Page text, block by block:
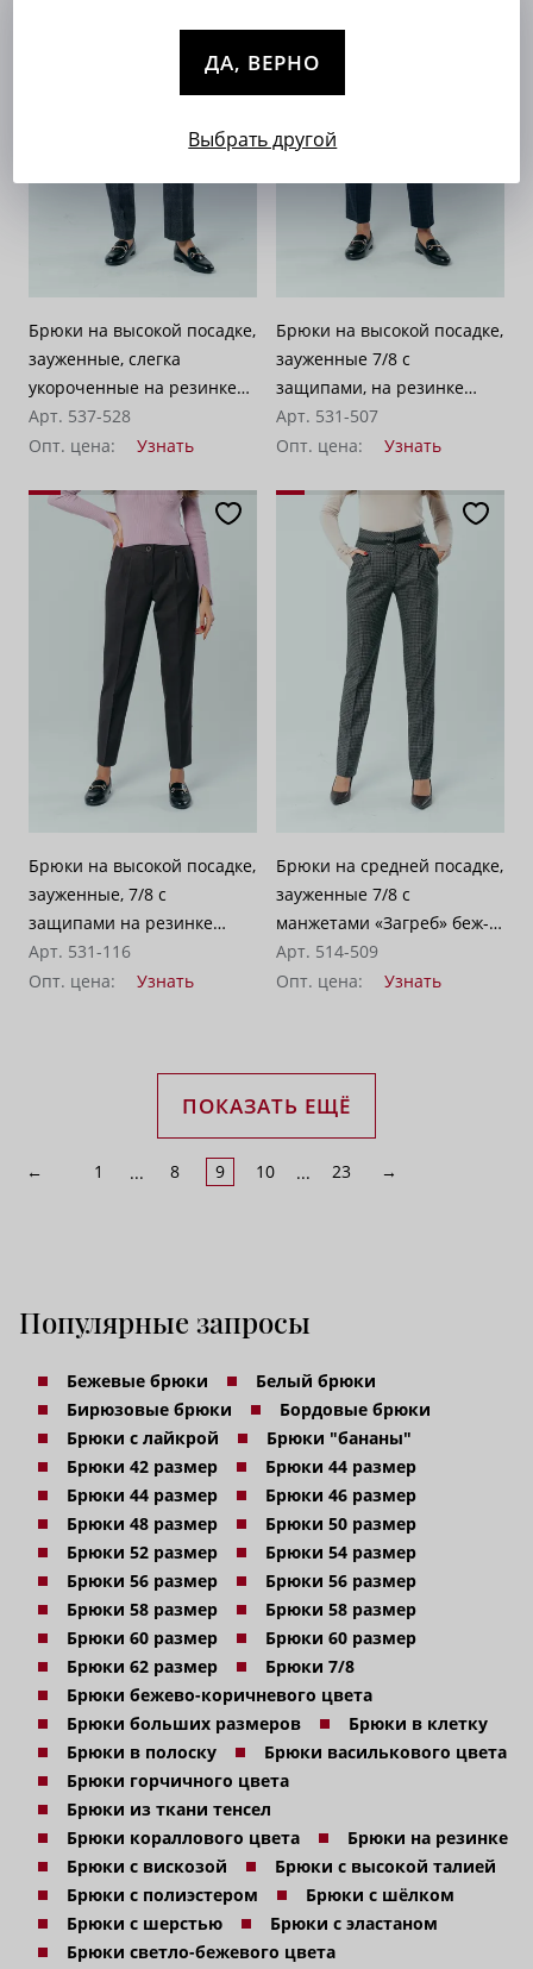
Брюки на высокой посадке,
зауженные, слегка
укороченные на резинке
«Лима» серо-коричневые
Арт. 537-528
Опт. цена:
Узнать
Брюки на высокой посадке,
зауженные 7/8 с
защипами, на резинке
«Айза» сине-серая клетка
Арт. 531-507
Опт. цена:
Узнать
Брюки на высокой посадке,
зауженные, 7/8 с
защипами на резинке
«Ривьера» коричневые
Арт. 531-116
Опт. цена:
Узнать
Брюки на средней посадке,
зауженные 7/8 с
манжетами «Загреб» беж-
коричневые
Арт. 514-509
Опт. цена:
Узнать
ПОКАЗАТЬ ЕЩЁ
← 1 ... 8 9 10 ... 23 →
Популярные запросы
Бежевые брюки
Белый брюки
Бирюзовые брюки
Бордовые брюки
Брюки с лайкрой
Брюки "бананы"
Брюки 42 размер
Брюки 44 размер
Брюки 44 размер
Брюки 46 размер
Брюки 48 размер
Брюки 50 размер
Брюки 52 размер
Брюки 54 размер
Брюки 56 размер
Брюки 56 размер
Брюки 58 размер
Брюки 58 размер
Брюки 60 размер
Брюки 60 размер
Брюки 62 размер
Брюки 7/8
Брюки бежево-коричневого цвета
Брюки больших размеров
Брюки в клетку
Брюки в полоску
Брюки василькового цвета
Брюки горчичного цвета
Брюки из ткани тенсел
Брюки кораллового цвета
Брюки на резинке
Брюки с вискозой
Брюки с высокой талией
Брюки с полиэстером
Брюки с шёлком
Брюки с шерстью
Брюки с эластаном
Брюки светло-бежевого цвета
ДА, ВЕРНО
Выбрать другой